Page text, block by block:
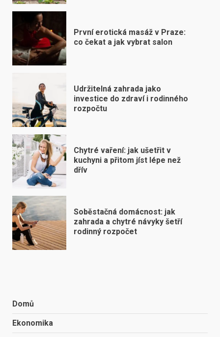
První erotická masáž v Praze:
co čekat a jak vybrat salon
Udržitelná zahrada jako
investice do zdraví i rodinného
rozpočtu
Chytré vaření: jak ušetřit v
kuchyni a přitom jíst lépe než
dřív
Soběstačná domácnost: jak
zahrada a chytré návyky šetří
rodinný rozpočet
Domů
Ekonomika